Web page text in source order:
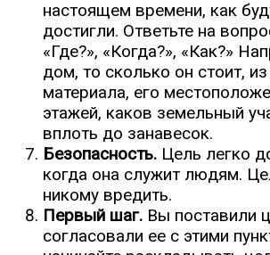
настоящем времени, как
достигли. Ответьте на
«Где?», «Когда?», «Как?»
дом, то сколько он стоит,
материала, его
этажей, каков земельный
вплоть до занавесок.
Безопасность. Цель легко
когда она служит людям.
никому вредить.
Первый шаг. Вы поставили
согласовали ее с этими